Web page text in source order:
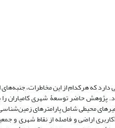
که هرکدام از این مخاطرات، جنبه‌های
پژوهش حاضر توسعۀ شهری کامیاران
محیطی شامل پارامترهای
اراضی و فاصله از نقاط شهری و